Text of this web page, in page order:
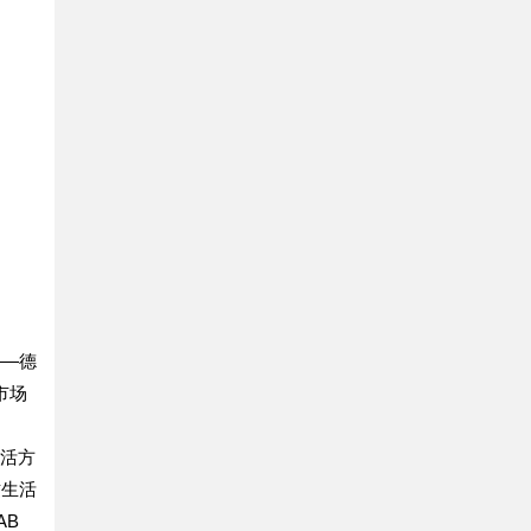
德
场
方
活